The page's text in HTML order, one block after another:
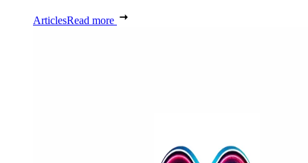
ArticlesRead more